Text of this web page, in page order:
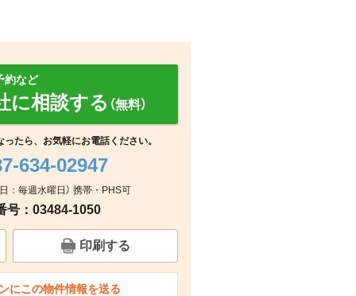
浴室 室内 その他
約など
に相談する （無料）
たら、お気軽にお電話ください。
634-02947
：毎週水曜日） 携帯・PHS可
号：03484-1050
印刷する
にこの物件情報を送る